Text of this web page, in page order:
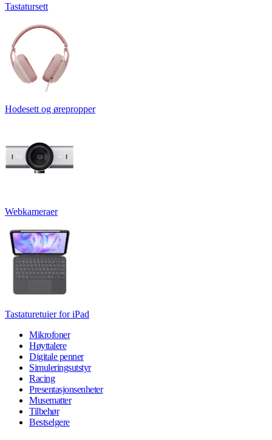
Tastatursett
Hodesett og ørepropper
Webkameraer
Tastaturetuier for iPad
Mikrofoner
Høyttalere
Digitale penner
Simuleringsutstyr
Racing
Presentasjonsenheter
Musematter
Tilbehør
Bestselgere